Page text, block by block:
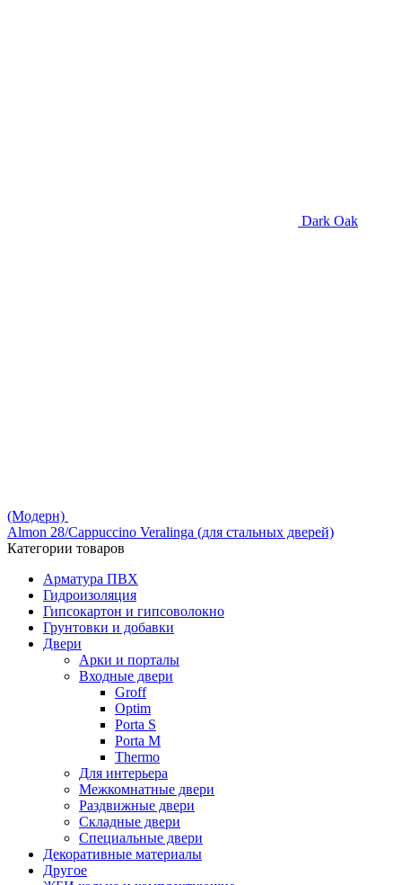
Dark Oak
(Модерн)
Almon 28/Cappuccino Veralinga (для стальных дверей)
Категории товаров
Арматура ПВХ
Гидроизоляция
Гипсокартон и гипсоволокно
Грунтовки и добавки
Двери
Арки и порталы
Входные двери
Groff
Optim
Porta S
Porta М
Thermo
Для интерьера
Межкомнатные двери
Раздвижные двери
Складные двери
Специальные двери
Декоративные материалы
Другое